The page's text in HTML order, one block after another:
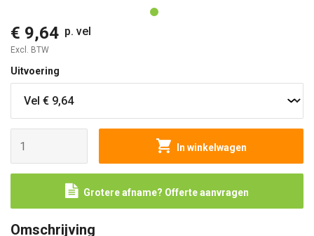
€ 9,64 p. vel
Excl. BTW
Uitvoering
In winkelwagen
Grotere afname? Offerte aanvragen
Omschrijving